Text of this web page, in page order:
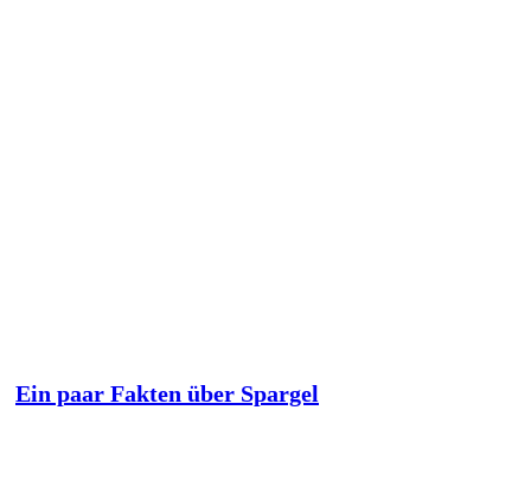
Ein paar Fakten über Spargel